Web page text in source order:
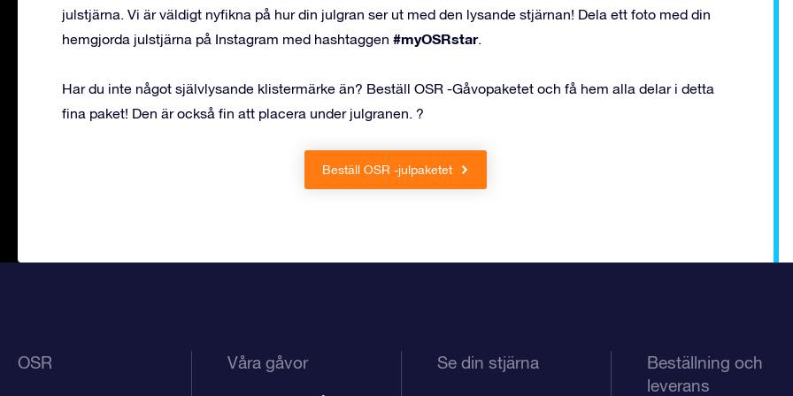
julstjärna. Vi är väldigt nyfikna på hur din julgran ser ut med den lysande stjärnan! Dela ett foto med din
hemgjorda julstjärna på Instagram med hashtaggen #myOSRstar.
Har du inte något självlysande klistermärke än? Beställ OSR -Gåvopaketet och få hem alla delar i detta
fina paket! Den är också fin att placera under julgranen. ?
Beställ OSR -julpaketet
OSR Våra gåvor Se din stjärna
Beställning och
leverans